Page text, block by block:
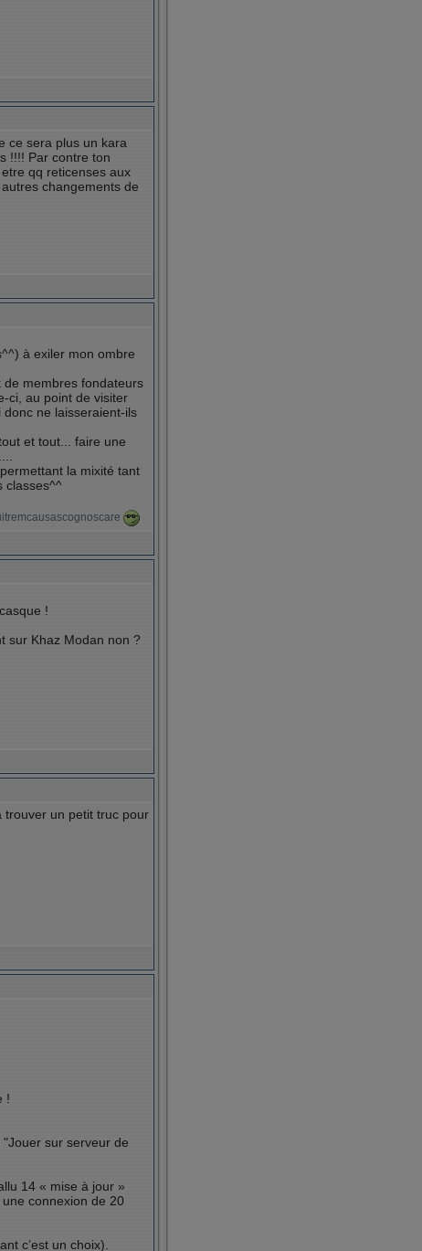
ce sera plus un kara
!!!! Par contre ton
qq reticenses aux
changements de
à exiler mon ombre
membres fondateurs
ci, au point de visiter
ne laisseraient-ils
et tout... faire une
la mixité tant
classes^^
!
sur Khaz Modan non ?
trouver un petit truc pour
!
sur serveur de
14 « mise à jour »
connexion de 20
c’est un choix).